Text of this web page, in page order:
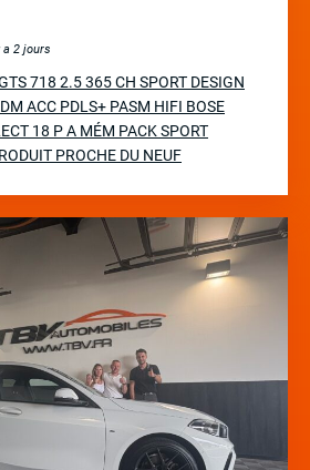
a 2 jours
718 2.5 365 CH SPORT DESIGN
ACC PDLS+ PASM HIFI BOSE
18 P A MÉM PACK SPORT
PROCHE DU NEUF